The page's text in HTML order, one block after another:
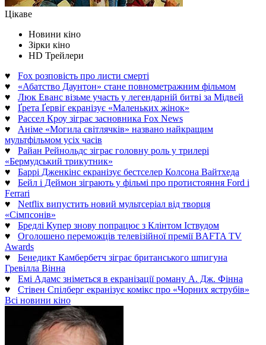
Цікаве
Новини кіно
Зірки кіно
HD Трейлери
♥ Fox розповість про листи смерті
♥ «Абатство Даунтон» стане повнометражним фільмом
♥ Люк Еванс візьме участь у легендарній битві за Мідвей
♥ Ґрета Ґервіґ екранізує «Маленьких жінок»
♥ Рассел Кроу зіграє засновника Fox News
♥ Аніме «Могила світлячків» названо найкращим
мультфільмом усіх часів
♥ Райан Рейнольдс зіграє головну роль у трилері
«Бермудський трикутник»
♥ Баррі Дженкінс екранізує бестселер Колсона Вайтхеда
♥ Бейл і Деймон зіграють у фільмі про протистояння Ford і
Ferrari
♥ Netflix випустить новий мультсеріал від творця
«Сімпсонів»
♥ Бредлі Купер знову попрацює з Клінтом Іствудом
♥ Оголошено переможців телевізійної премії BAFTA TV
Awards
♥ Бенедикт Камбербетч зіграє британського шпигуна
Гревілла Вінна
♥ Емі Адамс зніметься в екранізації роману А. Дж. Фінна
♥ Стівен Спілберг екранізує комікс про «Чорних яструбів»
Всі новини кіно